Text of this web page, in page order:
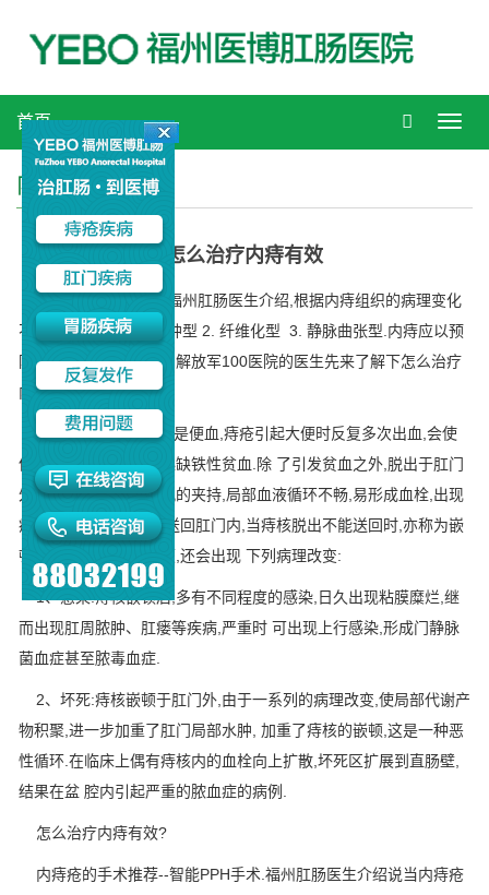
首页
内痔治疗
怎么治疗内痔有效
怎么治疗内痔有效?福州肛肠医生介绍,根据内痔组织的病理变化
不同,分为三型:1. 血管肿型 2. 纤维化型 3. 静脉曲张型.内痔应以预
防为主.下面我们同苏州解放军100医院的医生先来了解下怎么治疗
内痔有效.
内痔早期的主要症状是便血,痔疮引起大便时反复多次出血,会使
体内丢失大量的铁,引起缺铁性贫血.除 了引发贫血之外,脱出于肛门
外的内痔疮,受到括约肌的夹持,局部血液循环不畅,易形成血栓,出现
痔核变硬 、疼痛,难以送回肛门内,当痔核脱出不能送回时,亦称为嵌
顿痔.长时间的痔核嵌顿,还会出现 下列病理改变:
1、感染:痔核嵌顿后,多有不同程度的感染,日久出现粘膜糜烂,继
而出现肛周脓肿、肛瘘等疾病,严重时 可出现上行感染,形成门静脉
菌血症甚至脓毒血症.
2、坏死:痔核嵌顿于肛门外,由于一系列的病理改变,使局部代谢产
物积聚,进一步加重了肛门局部水肿, 加重了痔核的嵌顿,这是一种恶
性循环.在临床上偶有痔核内的血栓向上扩散,坏死区扩展到直肠壁,
结果在盆 腔内引起严重的脓血症的病例.
怎么治疗内痔有效?
内痔疮的手术推荐--智能PPH手术.福州肛肠医生介绍说当内痔疮